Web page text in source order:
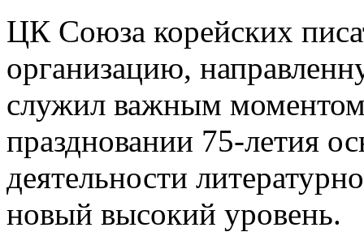
ЦК Союза корейских
организацию,
служил важным
праздновании 75-летия
деятельности
новый высокий уровень.